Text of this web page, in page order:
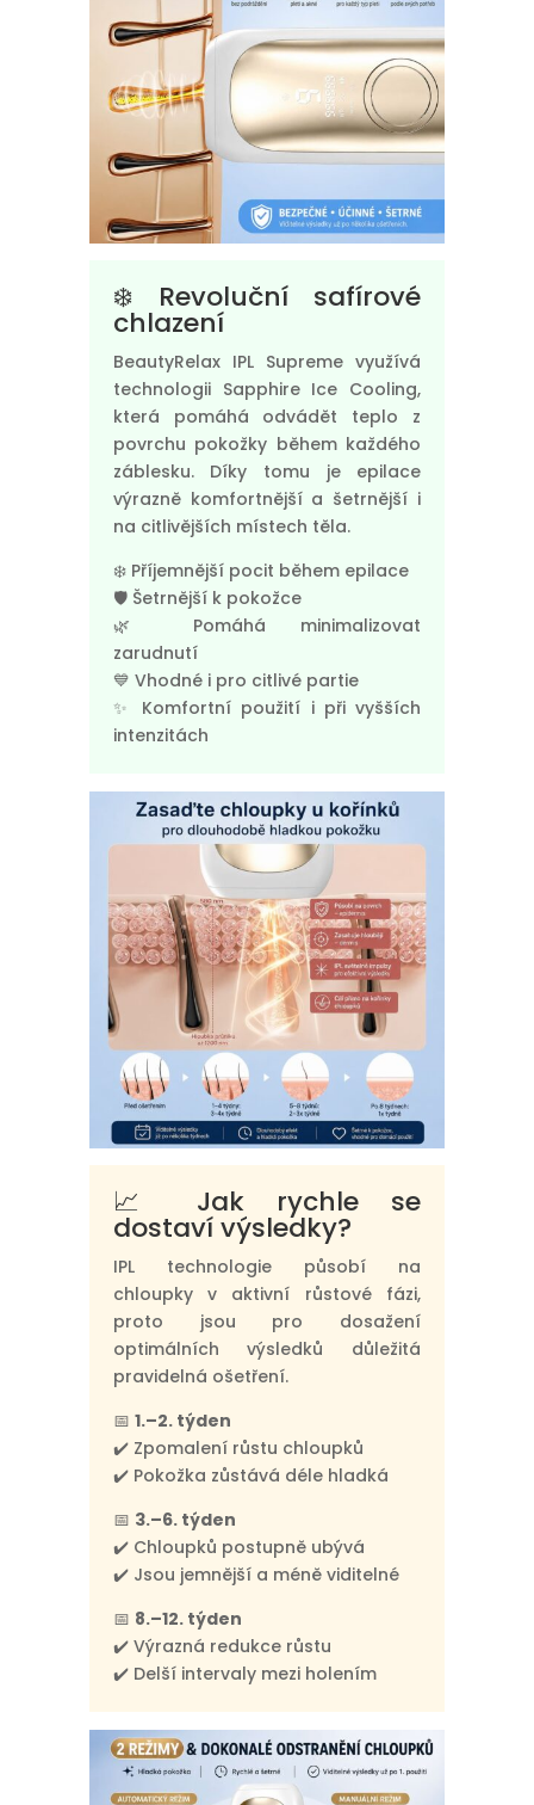
❄️ Revoluční safírové
chlazení
BeautyRelax IPL Supreme využívá
technologii Sapphire Ice Cooling,
která pomáhá odvádět teplo z
povrchu pokožky během každého
záblesku. Díky tomu je epilace
výrazně komfortnější a šetrnější i
na citlivějších místech těla.
❄️ Příjemnější pocit během epilace
🛡️ Šetrnější k pokožce
🌿 Pomáhá minimalizovat
zarudnutí
💙 Vhodné i pro citlivé partie
✨ Komfortní použití i při vyšších
intenzitách
📈 Jak rychle se
dostaví výsledky?
IPL technologie působí na
chloupky v aktivní růstové fázi,
proto jsou pro dosažení
optimálních výsledků důležitá
pravidelná ošetření.
📅 1.–2. týden
✔️ Zpomalení růstu chloupků
✔️ Pokožka zůstává déle hladká
📅 3.–6. týden
✔️ Chloupků postupně ubývá
✔️ Jsou jemnější a méně viditelné
📅 8.–12. týden
✔️ Výrazná redukce růstu
✔️ Delší intervaly mezi holením